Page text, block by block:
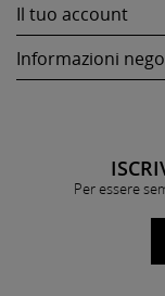
Il tuo account
Informazioni
Per essere